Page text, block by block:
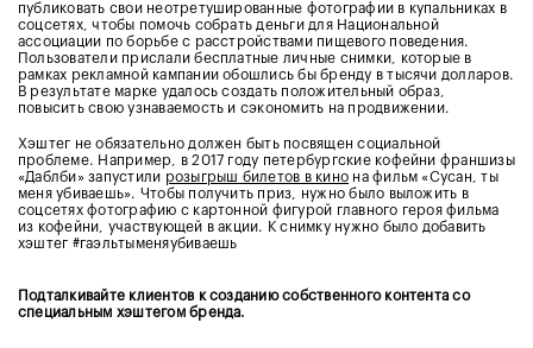
Подталкивайте клиентов к созданию собственного контента со
специальным хэштегом бренда.
публиковать свои неотретушированные фотографии в купальниках в
соцсетях, чтобы помочь собрать деньги для Национальной
ассоциации по борьбе с расстройствами пищевого поведения.
Пользователи прислали бесплатные личные снимки, которые в
рамках рекламной кампании обошлись бы бренду в тысячи долларов.
В результате марке удалось создать положительный образ,
повысить свою узнаваемость и сэкономить на продвижении.
Хэштег не обязательно должен быть посвящен социальной
проблеме. Например, в 2017 году петербургские кофейни франшизы
«Даблби» запустили розыгрыш билетов в кино на фильм «Сусан, ты
меня убиваешь». Чтобы получить приз, нужно было выложить в
соцсетях фотографию с картонной фигурой главного героя фильма
из кофейни, участвующей в акции. К снимку нужно было добавить
хэштег #гаэльтыменяубиваешь